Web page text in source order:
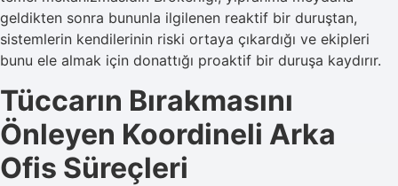
geldikten sonra bununla ilgilenen reaktif bir duruştan,
sistemlerin kendilerinin riski ortaya çıkardığı ve ekipleri
bunu ele almak için donattığı proaktif bir duruşa kaydırır.
Tüccarın Bırakmasını
Önleyen Koordineli Arka
Ofis Süreçleri